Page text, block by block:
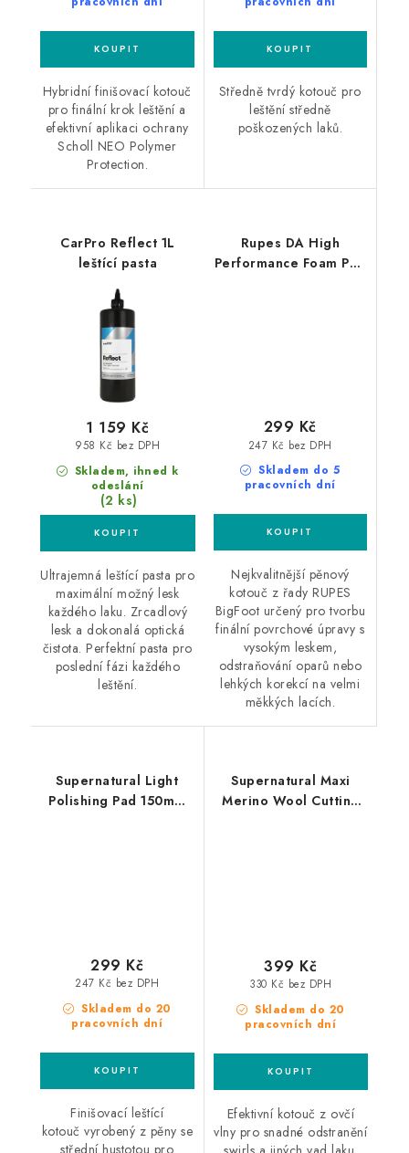
Hybridní finišovací kotouč
pro finální krok leštění a
efektivní aplikaci ochrany
Scholl NEO Polymer
Protection.
Středně tvrdý kotouč pro
leštění středně
poškozených laků.
CarPro Reflect 1L
leštící pasta
Skladem, ihned k
odeslání
(2 ks)
958 Kč bez DPH
1 159 Kč
Ultrajemná leštící pasta pro
maximální možný lesk
každého laku. Zrcadlový
lesk a dokonalá optická
čistota. Perfektní pasta pro
poslední fázi každého
leštění.
Rupes DA High
Performance Foam Pad
Skladem do 5
pracovních dní
247 Kč bez DPH
299 Kč
Nejkvalitnější pěnový
kotouč z řady RUPES
BigFoot určený pro tvorbu
finální povrchové úpravy s
vysokým leskem,
odstraňování oparů nebo
lehkých korekcí na velmi
měkkých lacích.
Supernatural Light
Polishing Pad 150mm
Skladem do 20
pracovních dní
247 Kč bez DPH
299 Kč
Finišovací leštící
kotouč vyrobený z pěny se
Supernatural Maxi
Merino Wool Cutting
Skladem do 20
pracovních dní
330 Kč bez DPH
399 Kč
Efektivní kotouč z ovčí
vlny pro snadné odstranění